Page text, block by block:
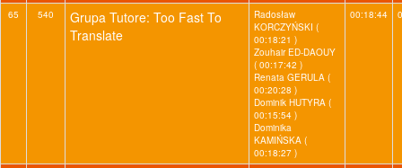
65 540
Grupa Tutore: Too Fast To
Translate
Radosław
KORCZYŃSKI (
00:18:21 )
Zouhair ED-DAOUY
( 00:17:42 )
Renata GERULA (
00:20:28 )
Dominik HUTYRA (
00:15:54 )
Dominika
KAMIŃSKA (
00:18:27 )
00:18:44